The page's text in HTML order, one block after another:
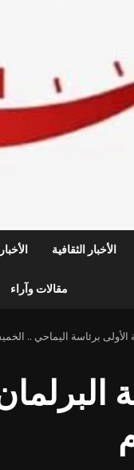
الأخبار الثقافية
مقالات وآراء
الأولى برئاسة اليماحي ..